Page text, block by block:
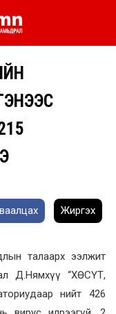
Жиргэх
талаарх ээлжит
Д.Нямхүү “ХӨСҮТ,
нийт 426